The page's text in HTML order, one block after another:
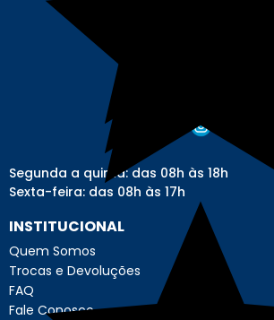
Segunda a quinta: das 08h às 18h
Sexta-feira: das 08h às 17h
INSTITUCIONAL
Quem Somos
Trocas e Devoluções
FAQ
Fale Conosco